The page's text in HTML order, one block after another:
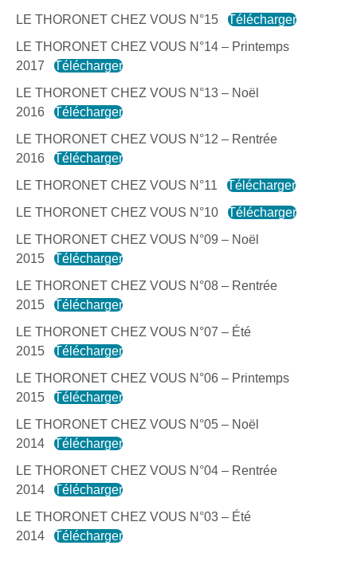
LE THORONET CHEZ VOUS N°15
Télécharger
LE THORONET CHEZ VOUS N°14 – Printemps
2017
Télécharger
LE THORONET CHEZ VOUS N°13 – Noël
2016
Télécharger
LE THORONET CHEZ VOUS N°12 – Rentrée
2016
Télécharger
LE THORONET CHEZ VOUS N°11
Télécharger
LE THORONET CHEZ VOUS N°10
Télécharger
LE THORONET CHEZ VOUS N°09 – Noël
2015
Télécharger
LE THORONET CHEZ VOUS N°08 – Rentrée
2015
Télécharger
LE THORONET CHEZ VOUS N°07 – Été
2015
Télécharger
LE THORONET CHEZ VOUS N°06 – Printemps
2015
Télécharger
LE THORONET CHEZ VOUS N°05 – Noël
2014
Télécharger
LE THORONET CHEZ VOUS N°04 – Rentrée
2014
Télécharger
LE THORONET CHEZ VOUS N°03 – Été
2014
Télécharger